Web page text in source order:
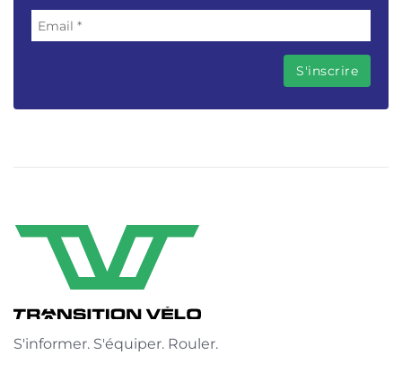
S'informer. S'équiper. Rouler.